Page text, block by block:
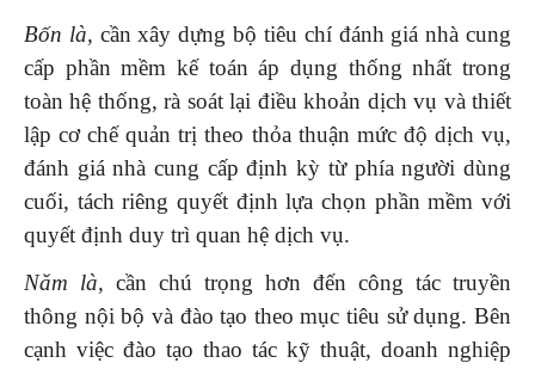
Bốn là, cần xây dựng bộ tiêu chí đánh giá nhà cung
cấp phần mềm kế toán áp dụng thống nhất trong
toàn hệ thống, rà soát lại điều khoản dịch vụ và thiết
lập cơ chế quản trị theo thỏa thuận mức độ dịch vụ,
đánh giá nhà cung cấp định kỳ từ phía người dùng
cuối, tách riêng quyết định lựa chọn phần mềm với
quyết định duy trì quan hệ dịch vụ.
Năm là, cần chú trọng hơn đến công tác truyền
thông nội bộ và đào tạo theo mục tiêu sử dụng. Bên
cạnh việc đào tạo thao tác kỹ thuật, doanh nghiệp